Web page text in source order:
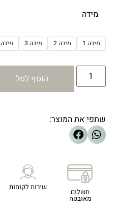
מידה
מידה 1 מידה 2 מידה 3 מידה 4
הוסף לסל
שתפי את המוצר:
תשלום
מאובטח
שירות לקוחות